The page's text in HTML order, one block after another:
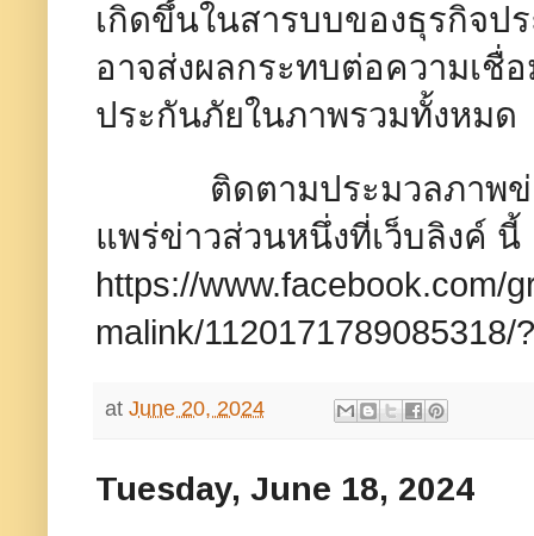
เกิดขึ้นในสารบบของธุรกิจป
อาจส่งผลกระทบต่อความเ
ประกันภัยในภาพรวมทั้งหมด
ติดตามประมวลภาพข่าว
แพร่ข่าวส่วนหนึ่งที่เว็บลิงค์ นี้
https://www.facebook.com/
malink/1120171789085318/
at June 20, 2024
Tuesday, June 18, 2024